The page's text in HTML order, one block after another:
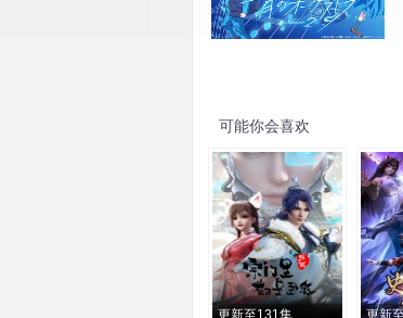
可能你会喜欢
更新至131集 更新